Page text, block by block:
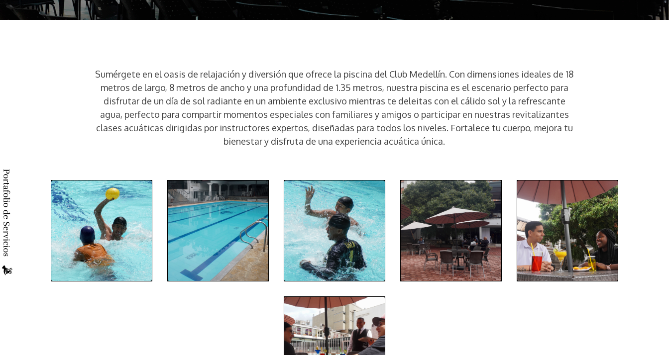
Sumérgete en el oasis de relajación y diversión que ofrece la piscina del Club Medellín. Con dimensiones ideales de 18
metros de largo, 8 metros de ancho y una profundidad de 1.35 metros, nuestra piscina es el escenario perfecto para
disfrutar de un día de sol radiante en un ambiente exclusivo mientras te deleitas con el cálido sol y la refrescante
agua, perfecto para compartir momentos especiales con familiares y amigos o participar en nuestras revitalizantes
clases acuáticas dirigidas por instructores expertos, diseñadas para todos los niveles. Fortalece tu cuerpo, mejora tu
bienestar y disfruta de una experiencia acuática única.